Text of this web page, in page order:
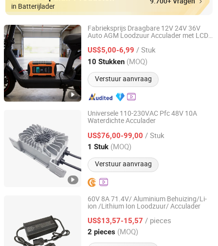
in Batterijlader
Fabrieksprijs Draagbare 12V 24V 36V
Auto AGM Loodzuur Acculader met LCD-
US$5,00-6,99 / Stuk
10 Stukken (MOQ)
Verstuur aanvraag
Anhui Hongjian Electronic Technology Co., Ltd.
Anhui, China Sinds 2026
Universele 110-230VAC Pfc 48V 10A
Waterdichte Acculader
US$76,00-99,00 / Stuk
1 Stuk (MOQ)
Verstuur aanvraag
Danl New Energy Co., Limited
Guangdong, China Sinds 2019
60V 8A 71.4V/ Aluminium Behuizing/Li-
ion /Lithium Ion Loodzuur/ Acculader
US$13,57-15,57 / pieces
2 pieces (MOQ)
Tianchang Lvpu Electronics Co. Ltd
Anhui, China Sinds 2024